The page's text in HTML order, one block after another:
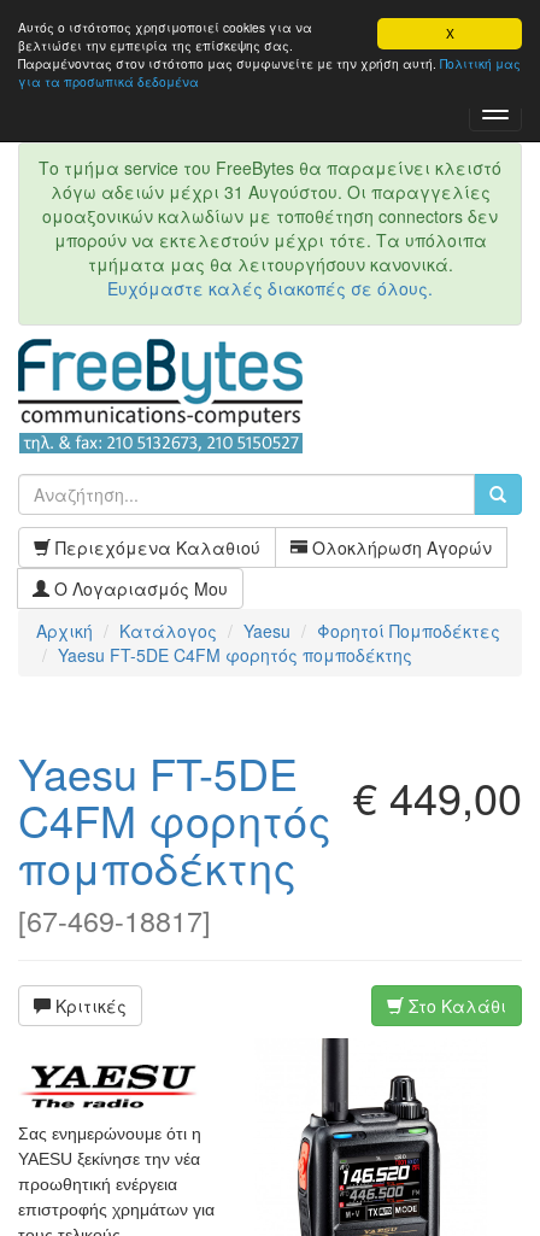
X
Αυτός ο ιστότοπος χρησιμοποιεί cookies για να
βελτιώσει την εμπειρία της επίσκεψης σας.
Παραμένοντας στον ιστότοπo μας συμφωνείτε με την χρήση αυτή. Πολιτική μας
για τα προσωπικά δεδομένα
Το τμήμα service του FreeBytes θα παραμείνει κλειστό
λόγω αδειών μέχρι 31 Αυγούστου. Οι παραγγελίες
ομοαξονικών καλωδίων με τοποθέτηση connectors δεν
μπορούν να εκτελεστούν μέχρι τότε. Τα υπόλοιπα
τμήματα μας θα λειτουργήσουν κανονικά.
Ευχόμαστε καλές διακοπές σε όλους.
Περιεχόμενα Καλαθιού
Ολοκλήρωση Αγορών
Ο Λογαριασμός Μου
Αρχική
Κατάλογος Yaesu
Φορητοί Πομποδέκτες
Yaesu FT-5DE C4FM φορητός πομποδέκτης
€ 449,00
Yaesu FT-5DE
C4FM φορητός
πομποδέκτης
[67-469-18817]
Κριτικές Στο Καλάθι
Σας ενημερώνουμε ότι η
YAESU ξεκίνησε την νέα
προωθητική ενέργεια
επιστροφής χρημάτων για